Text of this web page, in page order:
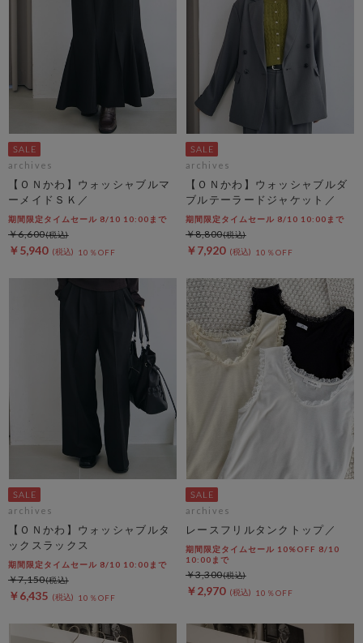
archives
【ＯＮかわ】ウォッシャブルマ
ーメイドＳＫ／
期間限定タイムセール 8/10 10:00まで
￥5,940 10％OFF
￥6,600
archives
【ＯＮかわ】ウォッシャブルダ
ブルテーラードジャケット／
期間限定タイムセール 8/10 10:00まで
￥7,920 10％OFF
￥8,800
archives
【ＯＮかわ】ウォッシャブルタ
ックスラックス
期間限定タイムセール 8/10 10:00まで
￥6,435 10％OFF
￥7,150
archives
レースフリルタンクトップ／
期間限定タイムセール 10%OFF 8/10
10:00まで
￥2,970 10％OFF
￥3,300